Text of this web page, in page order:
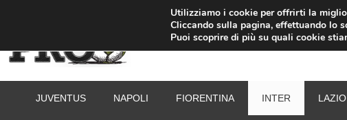
JUVENTUS NAPOLI FIORENTINA INTER LAZIO
Utilizziamo i cookie per offrirti la
Cliccando sulla pagina, effettuando lo
Puoi scoprire di più su quali cookie